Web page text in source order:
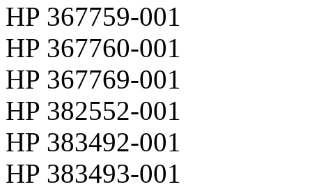
HP 367759-001
HP 367760-001
HP 367769-001
HP 382552-001
HP 383492-001
HP 383493-001